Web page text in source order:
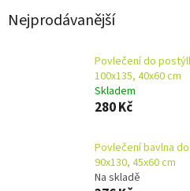
Nejprodávanější
Povlečení do
100x135, 40x60 cm
Skladem
280 Kč
Povlečení bavlna
90x130, 45x60 cm
Na skladě